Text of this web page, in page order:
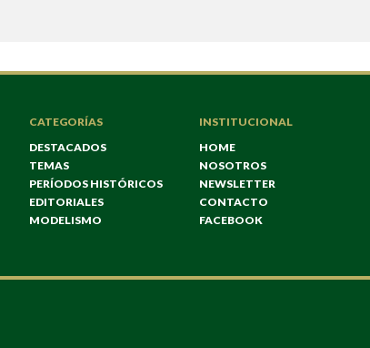
CATEGORÍAS
DESTACADOS
TEMAS
PERÍODOS HISTÓRICOS
EDITORIALES
MODELISMO
INSTITUCIONAL
HOME
NOSOTROS
NEWSLETTER
CONTACTO
FACEBOOK